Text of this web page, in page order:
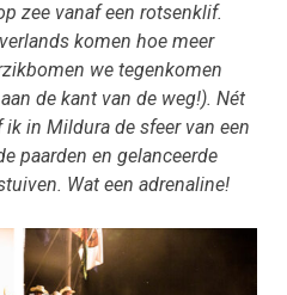
zee vanaf een rotsenklif.
komen hoe meer
we tegenkomen
de kant van de weg!). Nét
in Mildura de sfeer van een
paarden en gelanceerde
Wat een adrenaline!